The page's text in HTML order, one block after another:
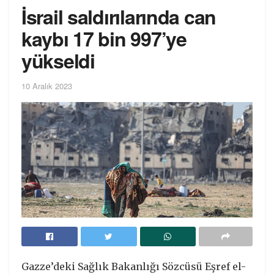
İsrail saldırılarında can
kaybı 17 bin 997’ye
yükseldi
10 Aralık 2023
Gazze’deki Sağlık Bakanlığı Sözcüsü Eşref el-